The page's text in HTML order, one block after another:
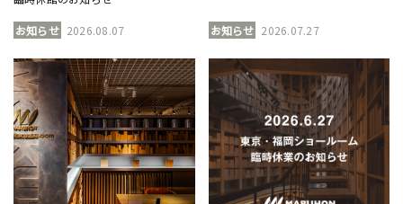
お知らせ 2026.08.07 お知らせ 2026.07.27